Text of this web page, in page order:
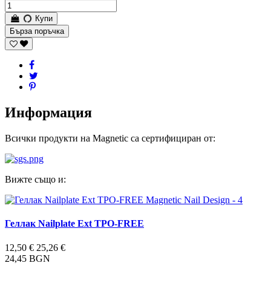
Купи
Бърза поръчка
Информация
Всички продукти на Magnetic са сертифициран от:
Вижте също и:
Геллак Nailplate Ext TPO-FREE
12,50 € 25,26 €
24,45 BGN